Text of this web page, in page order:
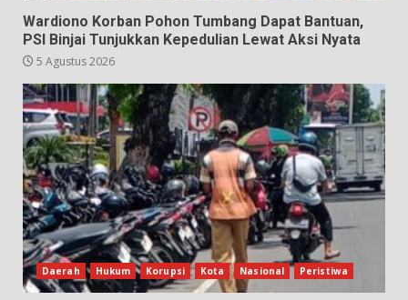
Wardiono Korban Pohon Tumbang Dapat Bantuan,
PSI Binjai Tunjukkan Kepedulian Lewat Aksi Nyata
5 Agustus 2026
Daerah Hukum Korupsi Kota Nasional Peristiwa